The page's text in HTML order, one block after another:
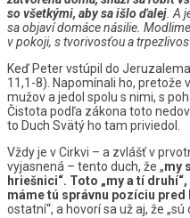
so všetkými, aby sa išlo ďalej A
sa objaví domáce násilie.
v pokoji, s tvorivosťou a
Keď Peter vstúpil do
11,1-8). Napomínali ho, pretože
mužov a jedol spolu s nimi, s
Čistota podľa zákona toto
to Duch Svätý ho tam priviedol.
Vždy je v Cirkvi – a zvlášť v
vyjasnená – tento duch, že „my
hriešnici“. Toto „my a tí
máme tú správnu pozíciu pred
ostatní“, a hovorí sa už aj, že „sú